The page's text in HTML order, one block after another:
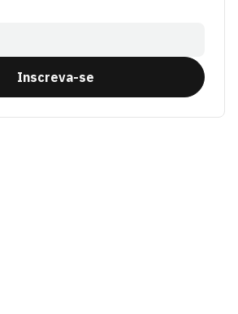
Inscreva-se